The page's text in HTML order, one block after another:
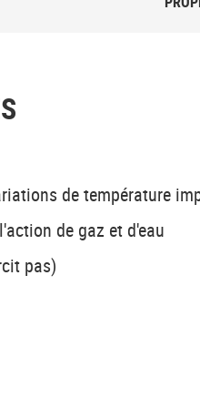
de température
de gaz et d'eau
pas)